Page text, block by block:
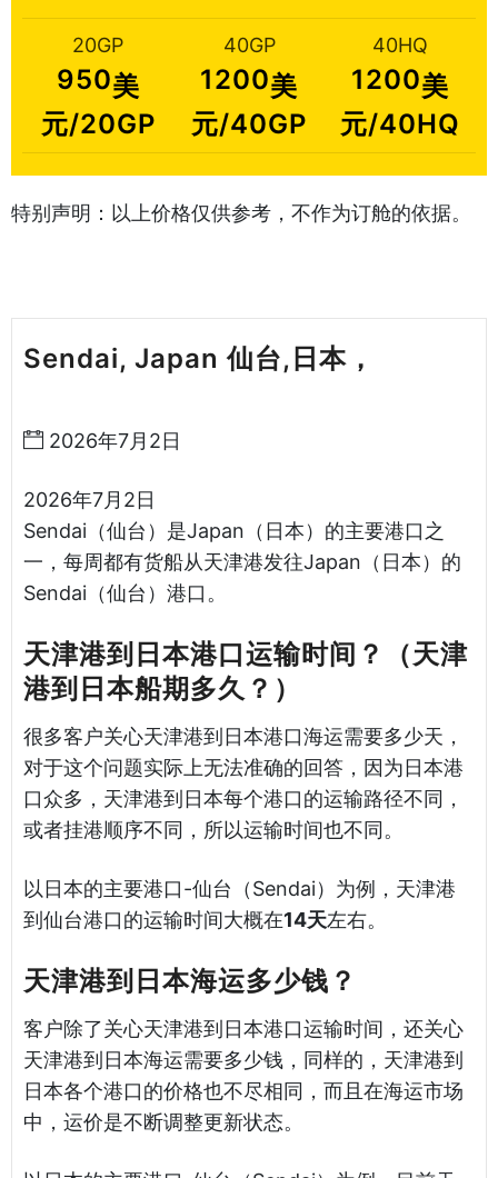
20GP
950美
元/20GP
40GP
1200美
元/40GP
40HQ
1200美
元/40HQ
特别声明：以上价格仅供参考，不作为订舱的依据。
Sendai, Japan 仙台,日本，
2026年7月2日
2026年7月2日
Sendai（仙台）是Japan（日本）的主要港口之
一，每周都有货船从天津港发往Japan（日本）的
Sendai（仙台）港口。
天津港到日本港口运输时间？（天津
港到日本船期多久？）
很多客户关心天津港到日本港口海运需要多少天，
对于这个问题实际上无法准确的回答，因为日本港
口众多，天津港到日本每个港口的运输路径不同，
或者挂港顺序不同，所以运输时间也不同。
以日本的主要港口-仙台（Sendai）为例，天津港
到仙台港口的运输时间大概在14天左右。
天津港到日本海运多少钱？
客户除了关心天津港到日本港口运输时间，还关心
天津港到日本海运需要多少钱，同样的，天津港到
日本各个港口的价格也不尽相同，而且在海运市场
中，运价是不断调整更新状态。